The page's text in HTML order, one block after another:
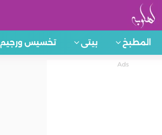
المطبخ بيتى تخسيس ورجيم